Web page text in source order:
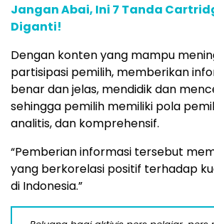
Jangan Abai, Ini 7 Tanda
Diganti!
Dengan konten yang mampu
partisipasi pemilih, memberikan
benar dan jelas, mendidik dan
sehingga pemilih memiliki pola
analitis, dan komprehensif.
“Pemberian informasi tersebut
yang berkorelasi positif terhadap
di Indonesia.”